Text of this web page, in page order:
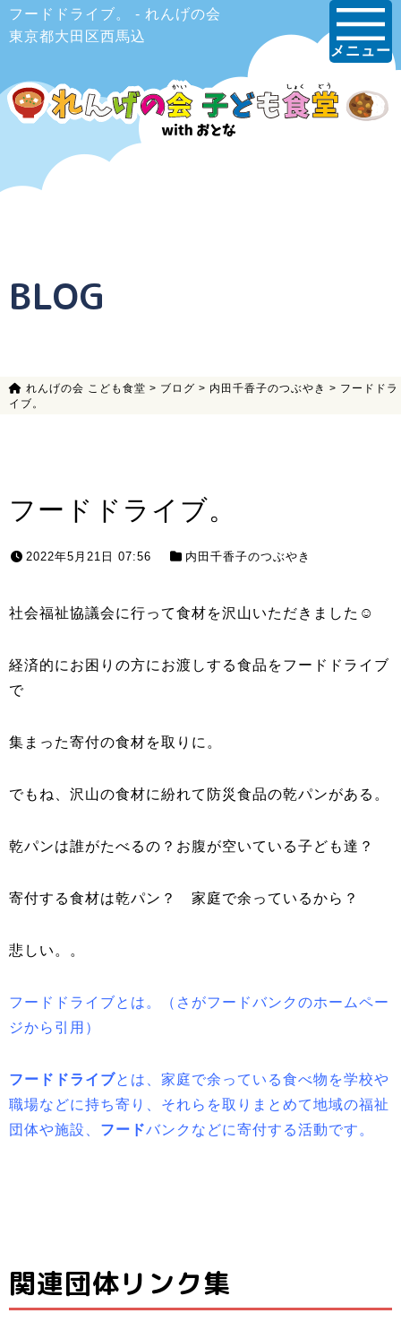
フードドライブ。 - れんげの会
東京都大田区西馬込
メニュー
BLOG
れんげの会 こども食堂 > ブログ > 内田千香子のつぶやき > フードドラ
イブ。
フードドライブ。
2022年5月21日 07:56 内田千香子のつぶやき
社会福祉協議会に行って食材を沢山いただきました☺
経済的にお困りの方にお渡しする食品をフードドライブ
で
集まった寄付の食材を取りに。
でもね、沢山の食材に紛れて防災食品の乾パンがある。
乾パンは誰がたべるの？お腹が空いている子ども達？
寄付する食材は乾パン？ 家庭で余っているから？
悲しい。。
フードドライブとは。（さがフードバンクのホームペー
ジから引用）
フードドライブとは、家庭で余っている食べ物を学校や
職場などに持ち寄り、それらを取りまとめて地域の福祉
団体や施設、 フードバンクなどに寄付する活動です。
関連団体リンク集
子どもたちと親
子ども料理教室
でお母さんのお
子ども食堂＆プ